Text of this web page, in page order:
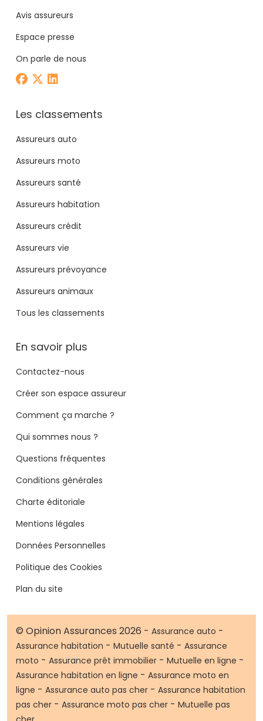
Avis assureurs
Espace presse
On parle de nous
Les classements
Assureurs auto
Assureurs moto
Assureurs santé
Assureurs habitation
Assureurs crédit
Assureurs vie
Assureurs prévoyance
Assureurs animaux
Tous les classements
En savoir plus
Contactez-nous
Créer son espace assureur
Comment ça marche ?
Qui sommes nous ?
Questions fréquentes
Conditions générales
Charte éditoriale
Mentions légales
Données Personnelles
Politique des Cookies
Plan du site
© Opinion Assurances 2026 - Assurance auto -
Assurance habitation - Mutuelle santé - Assurance
moto - Assurance prêt immobilier - Mutuelle en ligne -
Assurance habitation en ligne - Assurance moto en
ligne - Assurance auto pas cher - Assurance habitation
pas cher - Assurance moto pas cher - Mutuelle pas